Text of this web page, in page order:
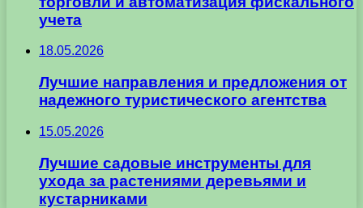
учета
18.05.2026
Лучшие направления и предложения от
надежного туристического агентства
15.05.2026
Лучшие садовые инструменты для
ухода за растениями деревьями и
кустарниками